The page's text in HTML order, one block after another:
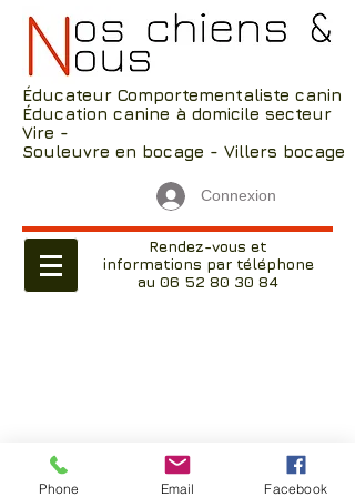
Éducateur Comportementaliste canin
Éducation canine à domicile secteur
Vire -
Souleuvre en bocage - Villers bocage
Connexion
Rendez-vous et
informations par téléphone
au 06 52 80 30 84
Phone Email Facebook